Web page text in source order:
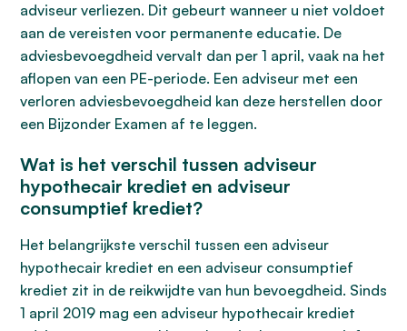
adviseur verliezen. Dit gebeurt wanneer u niet voldoet
aan de vereisten voor permanente educatie. De
adviesbevoegdheid vervalt dan per 1 april, vaak na het
aflopen van een PE-periode. Een adviseur met een
verloren adviesbevoegdheid kan deze herstellen door
een Bijzonder Examen af te leggen.
Wat is het verschil tussen adviseur
hypothecair krediet en adviseur
consumptief krediet?
Het belangrijkste verschil tussen een adviseur
hypothecair krediet en een adviseur consumptief
krediet zit in de reikwijdte van hun bevoegdheid. Sinds
1 april 2019 mag een adviseur hypothecair krediet